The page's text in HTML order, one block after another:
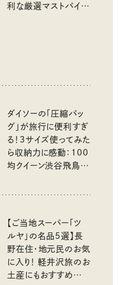
利な厳選マストバイア
ダイソーの「圧縮バッ
グ」が旅行に便利すぎ
る！3サイズ使ってみた
ら収納力に感動：100
均クイーン渋谷飛鳥の
【ご当地スーパー「ツ
ルヤ」の名品5選】長
野在住・地元民のお気
に入り！ 軽井沢旅のお
土産にもおすすめのお